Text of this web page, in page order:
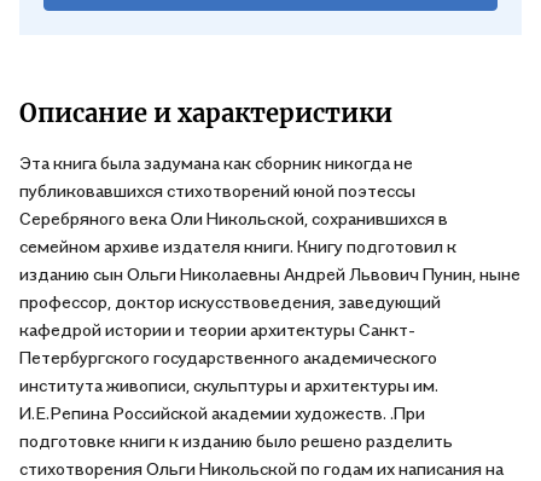
Описание и характеристики
Эта книга была задумана как сборник никогда не
публиковавшихся стихотворений юной поэтессы
Серебряного века Оли Никольской, сохранившихся в
семейном архиве издателя книги. Книгу подготовил к
изданию сын Ольги Николаевны Андрей Львович Пунин, ныне
профессор, доктор искусствоведения, заведующий
кафедрой истории и теории архитектуры Санкт-
Петербургского государственного академического
института живописи, скульптуры и архитектуры им.
И.Е.Репина Российской академии художеств. .При
подготовке книги к изданию было решено разделить
стихотворения Ольги Никольской по годам их написания на